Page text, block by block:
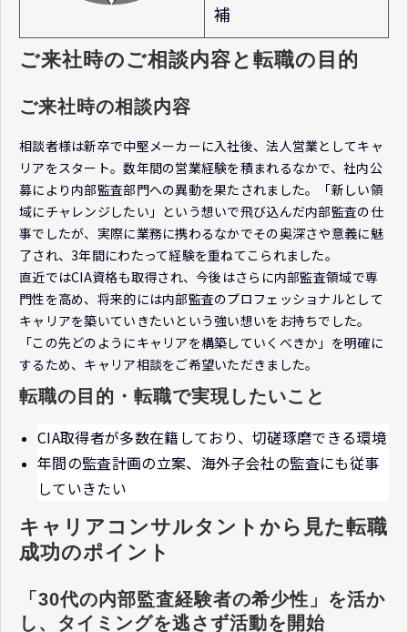
補
ご来社時のご相談内容と転職の目的
ご来社時の相談内容
相談者様は新卒で中堅メーカーに入社後、法人営業としてキャ
リアをスタート。数年間の営業経験を積まれるなかで、社内公
募により内部監査部門への異動を果たされました。「新しい領
域にチャレンジしたい」という想いで飛び込んだ内部監査の仕
事でしたが、実際に業務に携わるなかでその奥深さや意義に魅
了され、3年間にわたって経験を重ねてこられました。
直近ではCIA資格も取得され、今後はさらに内部監査領域で専
門性を高め、将来的には内部監査のプロフェッショナルとして
キャリアを築いていきたいという強い想いをお持ちでした。
「この先どのようにキャリアを構築していくべきか」を明確に
するため、キャリア相談をご希望いただきました。
転職の目的・転職で実現したいこと
CIA取得者が多数在籍しており、切磋琢磨できる環境
年間の監査計画の立案、海外子会社の監査にも従事
していきたい
キャリアコンサルタントから見た転職
成功のポイント
「30代の内部監査経験者の希少性」を活か
し、タイミングを逃さず活動を開始